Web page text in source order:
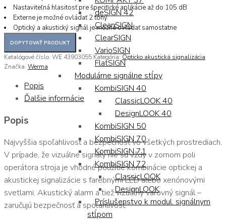
deSIGN 42
CleanSIGN
ClearSIGN
VarioSIGN
FlatSIGN
Modulárne signálne stĺpy
KombiSIGN 40
ClassicLOOK 40
DesignLOOK 40
KombiSIGN 50
KombiSIGN 70
KombiSIGN 71
KombiSIGN 72
ClassicLOOK
DesignLOOK
Príslušenstvo k modul. signálnym
stĺpom
Nastaviteľná hlasitosť pre špecifické aplikácie až do 105 dB
Externe je možné ovládať 2 tóny
Optický a akustický signál je možné ovládať samostatne
Katalógové číslo: WE 43903055 Kategória: Opticko akustická signalizácia
Značka: Werma
Popis
Ďalšie informácie
Popis
Najvyššia spoľahlivosť a bezpečnosť vo všetkých prostrediach.
V prípade, že vizuálne signály nie sú vždy v zornom poli
operátora stroja je vhodné použitie kombinácie optickej a
akustickej signalizácie s farebnými LED alebo xenónovými
svetlami. Akustický alarm a tiež vizuálny varovný signál –
zaručujú bezpečnosť a spoľahlivosť.